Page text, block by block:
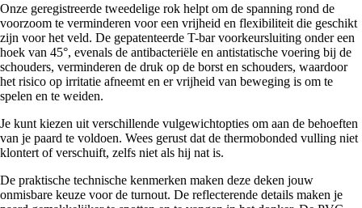
Onze geregistreerde tweedelige rok helpt om de spanning rond de
voorzoom te verminderen voor een vrijheid en flexibiliteit die geschikt
zijn voor het veld. De gepatenteerde T-bar voorkeursluiting onder een
hoek van 45°, evenals de antibacteriële en antistatische voering bij de
schouders, verminderen de druk op de borst en schouders, waardoor
het risico op irritatie afneemt en er vrijheid van beweging is om te
spelen en te weiden.
Je kunt kiezen uit verschillende vulgewichtopties om aan de behoeften
van je paard te voldoen. Wees gerust dat de thermobonded vulling niet
klontert of verschuift, zelfs niet als hij nat is.
De praktische technische kenmerken maken deze deken jouw
onmisbare keuze voor de turnout. De reflecterende details maken je